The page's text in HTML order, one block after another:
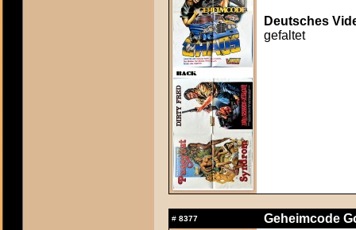
Deutsches
gefaltet
# 8377
Geheimcode